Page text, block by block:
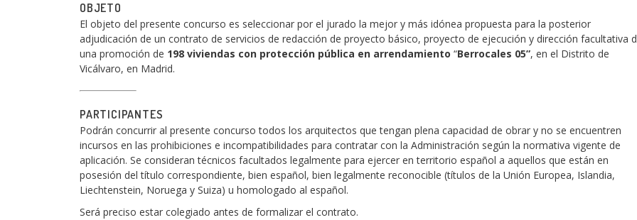
OBJETO
El objeto del presente concurso es seleccionar por el jurado la mejor y más idónea propuesta para la posterior
adjudicación de un contrato de servicios de redacción de proyecto básico, proyecto de ejecución y dirección facultativa
una promoción de 198 viviendas con protección pública en arrendamiento “Berrocales 05”, en el Distrito de
Vicálvaro, en Madrid.
PARTICIPANTES
Podrán concurrir al presente concurso todos los arquitectos que tengan plena capacidad de obrar y no se encuentren
incursos en las prohibiciones e incompatibilidades para contratar con la Administración según la normativa vigente de
aplicación. Se consideran técnicos facultados legalmente para ejercer en territorio español a aquellos que están en
posesión del título correspondiente, bien español, bien legalmente reconocible (títulos de la Unión Europea, Islandia,
Liechtenstein, Noruega y Suiza) u homologado al español.
Será preciso estar colegiado antes de formalizar el contrato.